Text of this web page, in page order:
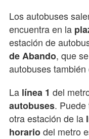
Los autobuses
encuentra en la
estación de
de Abando, que
autobuses también
La línea 1 del
autobuses.
otra estación de la
horariodel metro